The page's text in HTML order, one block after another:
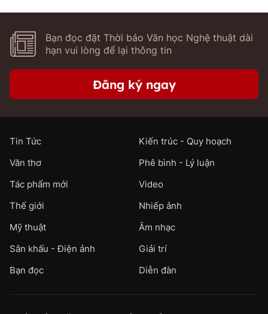
Bạn đọc đặt Thời báo Văn học Nghệ thuật dài
hạn vui lòng để lại thông tin
Đăng ký ngay
Tin Tức
Kiến trúc - Quy hoạch
Văn thơ
Phê bình - Lý luận
Tác phẩm mới
Video
Thế giới
Nhiếp ảnh
Mỹ thuật
Âm nhạc
Sân khấu - Điện ảnh
Giải trí
Bạn đọc
Diễn đàn